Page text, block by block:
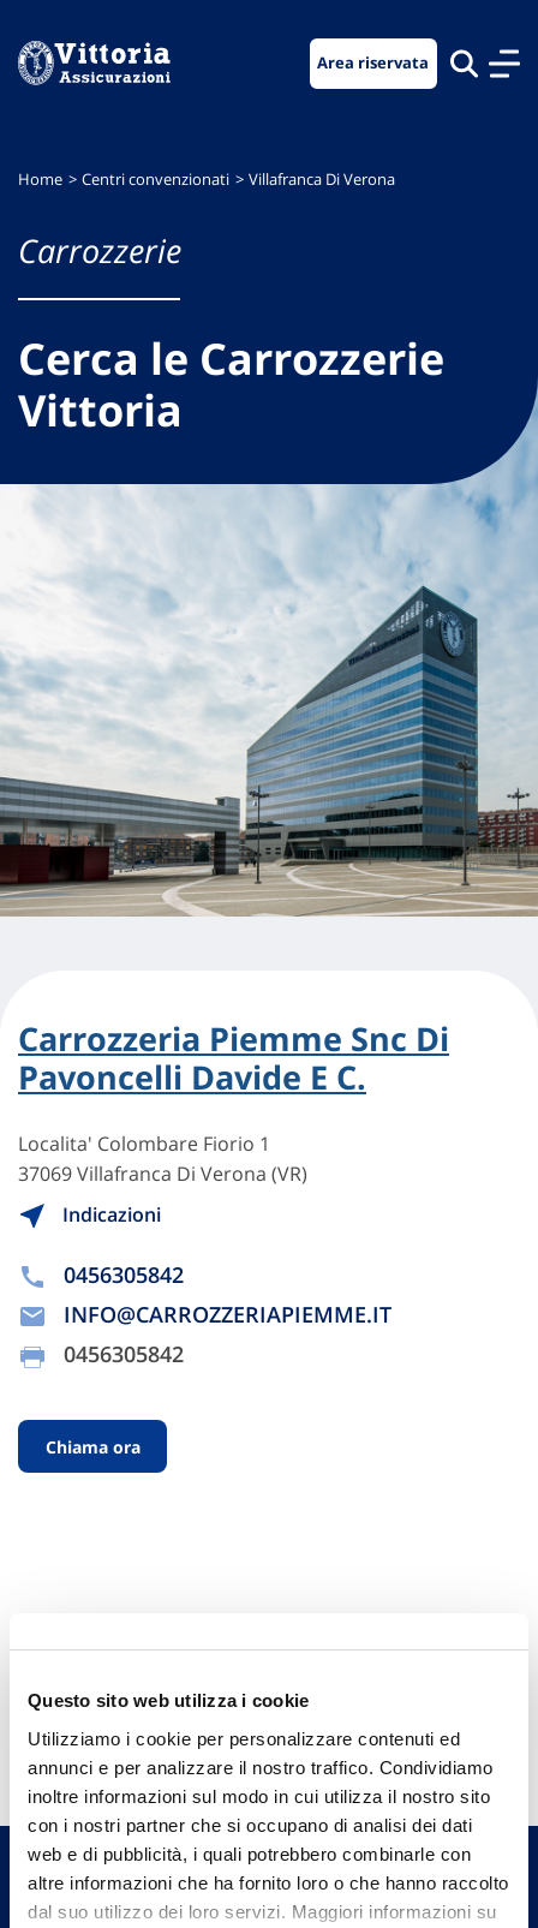
Questo sito web utilizza i cookie
Utilizziamo i cookie per personalizzare contenuti ed
annunci e per analizzare il nostro traffico. Condividiamo
inoltre informazioni sul modo in cui utilizza il nostro sito
con i nostri partner che si occupano di analisi dei dati
web e di pubblicità, i quali potrebbero combinarle con
altre informazioni che ha fornito loro o che hanno raccolto
dal suo utilizzo dei loro servizi. Maggiori informazioni su
menu
contenuto
footer
Area riservata
Home Centri convenzionati Villafranca Di Verona
Carrozzerie
Cerca le Carrozzerie
Vittoria
Carrozzeria Piemme Snc Di
Pavoncelli Davide E C.
Localita' Colombare Fiorio 1
37069 Villafranca Di Verona (VR)
Indicazioni
0456305842
INFO@CARROZZERIAPIEMME.IT
0456305842
Chiama ora
Hai bisogno di
informazioni?
Trova l'Agenzia più vicina a te e parla con
un nostro Agente.
Contattaci